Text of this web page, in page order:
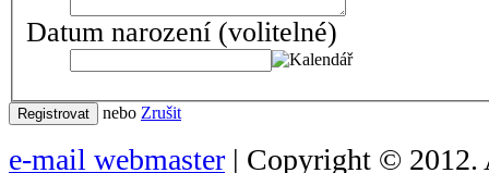
Datum narození (volitelné)
Registrovat nebo Zrušit
e-mail webmaster | Copyright © 2012.